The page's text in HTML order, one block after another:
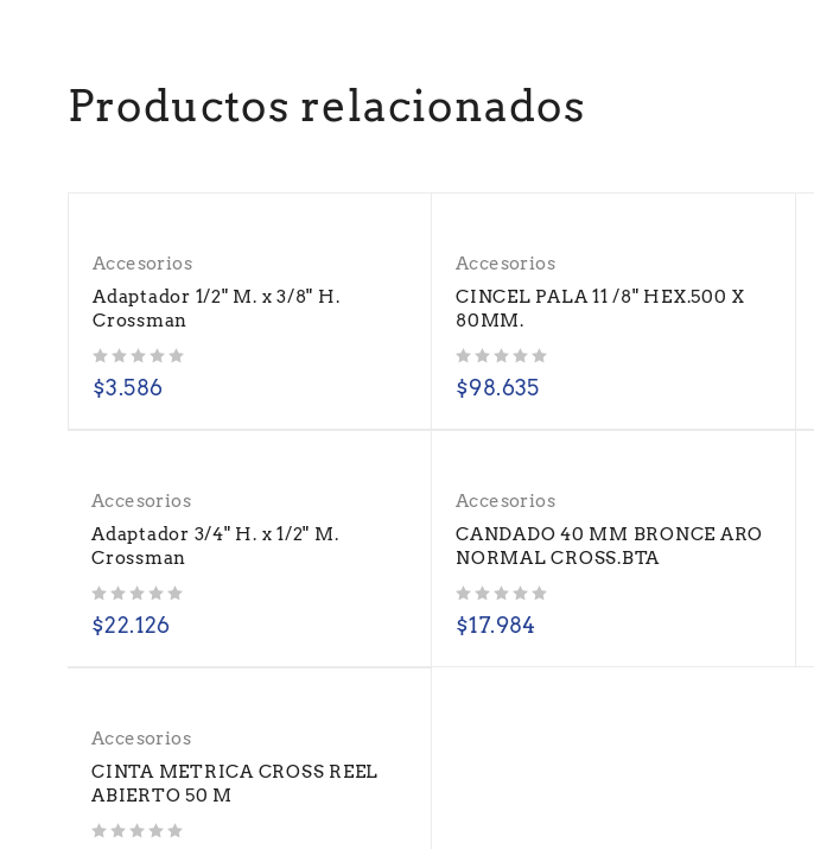
Productos relacionados
Accesorios
Adaptador 1/2" M. x 3/8" H.
Crossman
$3.586
Accesorios
CINCEL PALA 11 /8" HEX.500 X
80MM.
$98.635
Accesorios
Adaptador 3/4" H. x 1/2" M.
Crossman
$22.126
Accesorios
CANDADO 40 MM BRONCE ARO
NORMAL CROSS.BTA
$17.984
Accesorios
CINTA METRICA CROSS REEL
ABIERTO 50 M